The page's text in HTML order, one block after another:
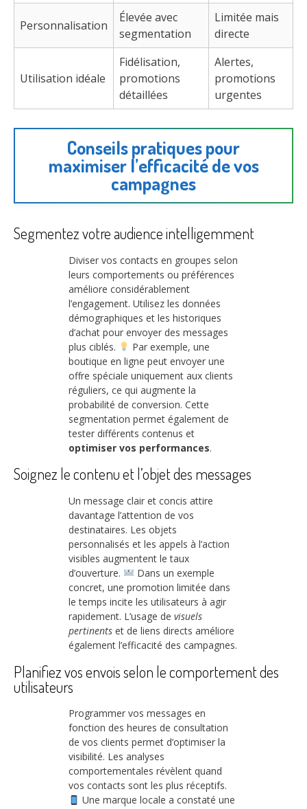
Personnalisation
Élevée avec
segmentation
Limitée mais
directe
Utilisation idéale
Fidélisation,
promotions
détaillées
Alertes,
promotions
urgentes
Conseils pratiques pour
maximiser l’efficacité de vos
campagnes
Segmentez votre audience intelligemment
Diviser vos contacts en groupes selon
leurs comportements ou préférences
améliore considérablement
l’engagement. Utilisez les données
démographiques et les historiques
d’achat pour envoyer des messages
plus ciblés.
Par exemple, une
boutique en ligne peut envoyer une
offre spéciale uniquement aux clients
réguliers, ce qui augmente la
probabilité de conversion. Cette
segmentation permet également de
tester différents contenus et
optimiser vos performances.
Soignez le contenu et l’objet des messages
Un message clair et concis attire
davantage l’attention de vos
destinataires. Les objets
personnalisés et les appels à l’action
visibles augmentent le taux
d’ouverture.
Dans un exemple
concret, une promotion limitée dans
le temps incite les utilisateurs à agir
rapidement. L’usage de visuels
pertinents et de liens directs améliore
également l’efficacité des campagnes.
Planifiez vos envois selon le comportement des
utilisateurs
Programmer vos messages en
fonction des heures de consultation
de vos clients permet d’optimiser la
visibilité. Les analyses
comportementales révèlent quand
vos contacts sont les plus réceptifs.
Une marque locale a constaté une